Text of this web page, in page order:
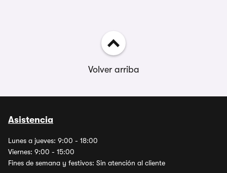
Volver arriba
Asistencia
Lunes a jueves: 9:00 - 18:00
Viernes: 9:00 - 15:00
Fines de semana y festivos: Sin atención al cliente